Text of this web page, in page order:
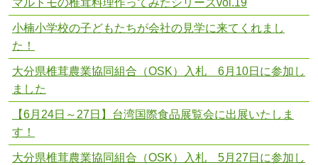
マルトモの椎茸料理作ってみたシリーズvol.19
小楠小学校の子どもたちが会社の見学に来てくれまし
た！
大分県椎茸農業協同組合（OSK）入札 6月10日に参加し
ました
【6月24日～27日】台湾国際食品展覧会に出展いたしま
す！
大分県椎茸農業協同組合（OSK）入札 5月27日に参加し